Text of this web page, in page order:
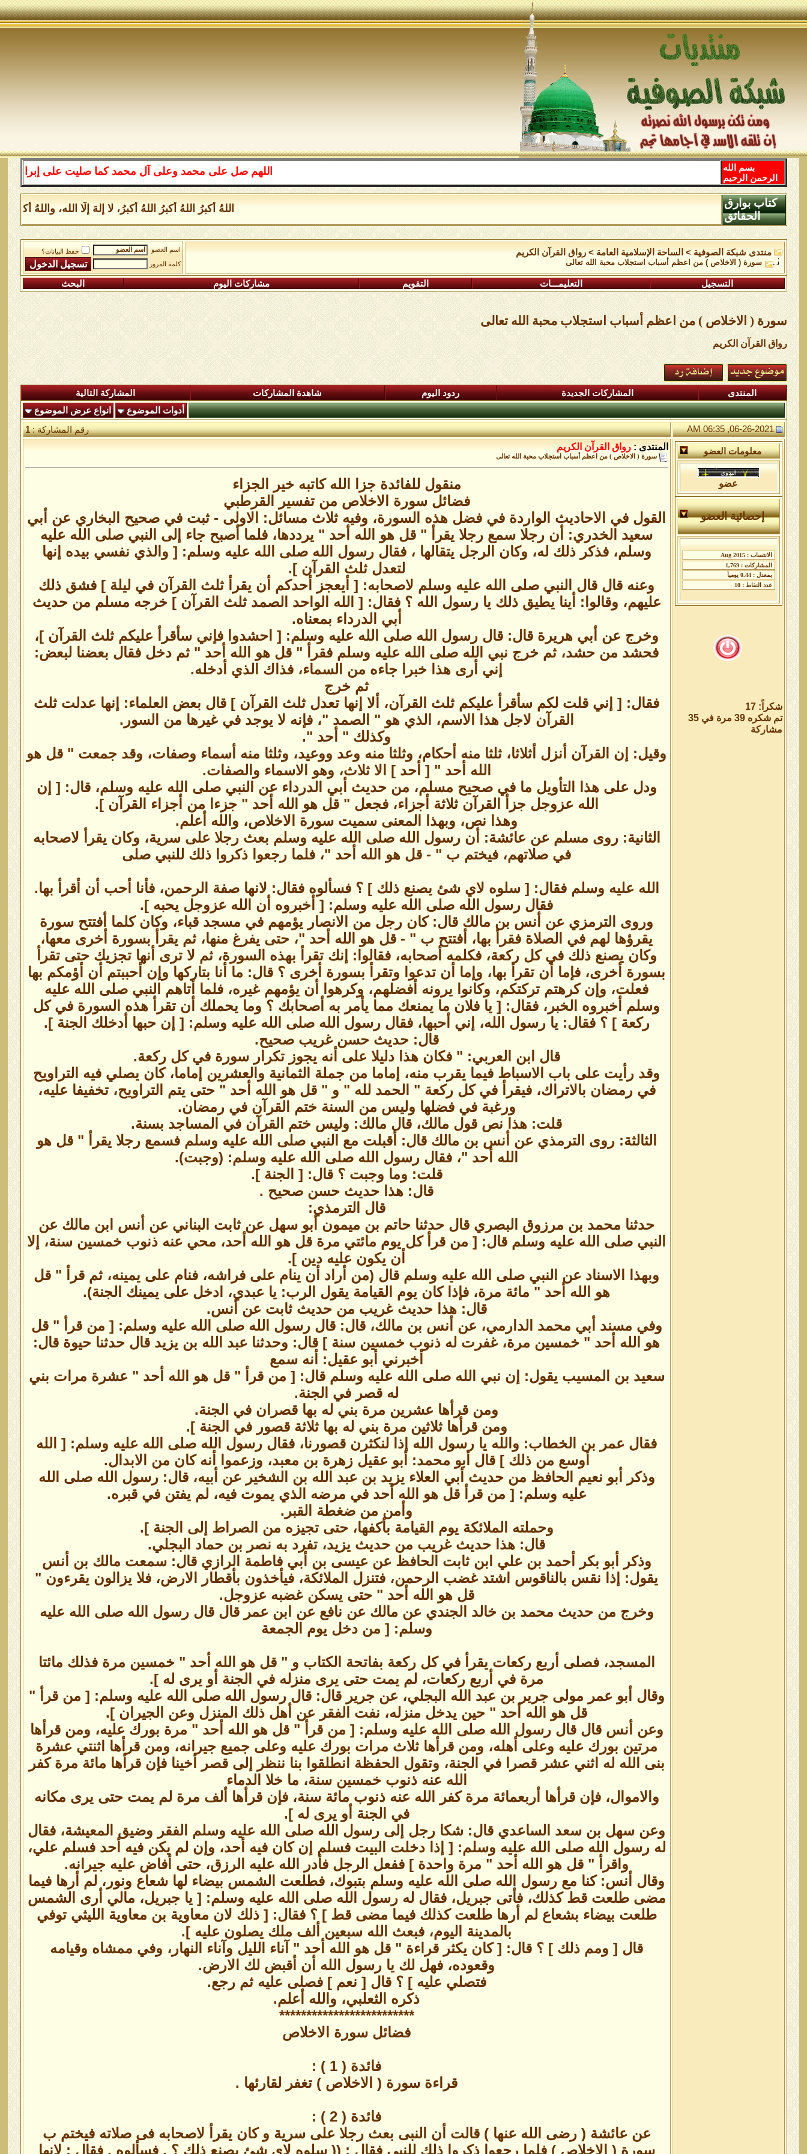
اللهم صل على محمد وعلى آل محمد كما صليت على إبراهيم وعلى آل
بسم الله
الرحمن الرحيم
اللهُ أكبرُ اللهُ أكبرُ اللهُ أكبرُ، لا إلهَ إلَّا الله، واللهُ أكبر
كتاب بوارق
الحقائق
منتدى شبكة الصوفية > الساحة اﻹسلامية العامة >رواق القرآن الكريم
سورة ( الاخلاص ) من اعظم أسباب استجلاب محبة الله تعالى
اسم العضو
حفظ البيانات؟
كلمة المرور
التسجيل التعليمـــات التقويم مشاركات اليوم البحث
سورة ( الاخلاص ) من اعظم أسباب استجلاب محبة الله تعالى
رواق القرآن الكريم
المنتدى المشاركات الجديدة ردود اليوم شاهدة المشاركات
المشاركة التالية
أدوات الموضوع
انواع عرض الموضوع
06-26-2021, 06:35 AM
رقم المشاركة :1
معلومات العضو
عضو
إحصائية العضو
شكراً: 17
تم شكره 39 مرة في 35
مشاركة
المنتدى : رواق القرآن الكريم
سورة ( الاخلاص ) من اعظم أسباب استجلاب محبة الله تعالى
منقول للفائدة جزا الله كاتبه خير الجزاء
فضائل سورة الاخلاص من تفسير القرطبي
القول في الاحاديث الواردة في فضل هذه السورة، وفيه ثلاث مسائل: الاولى - ثبت في صحيح البخاري عن أبي
سعيد الخدري: أن رجلا سمع رجلا يقرأ " قل هو الله أحد " يرددها، فلما أصبح جاء إلى النبي صلى الله عليه
وسلم، فذكر ذلك له، وكان الرجل يتقالها ، فقال رسول الله صلى الله عليه وسلم: [ والذي نفسي بيده إنها
لتعدل ثلث القرآن ].
وعنه قال قال النبي صلى الله عليه وسلم لاصحابه: [ أيعجز أحدكم أن يقرأ ثلث القرآن في ليلة ] فشق ذلك
عليهم، وقالوا: أينا يطيق ذلك يا رسول الله ؟ فقال: [ الله الواحد الصمد ثلث القرآن ] خرجه مسلم من حديث
أبي الدرداء بمعناه.
وخرج عن أبي هريرة قال: قال رسول الله صلى الله عليه وسلم: [ احشدوا فإني سأقرأ عليكم ثلث القرآن ]،
فحشد من حشد، ثم خرج نبي الله صلى الله عليه وسلم فقرأ " قل هو الله أحد " ثم دخل فقال بعضنا لبعض:
إني أرى هذا خبرا جاءه من السماء، فذاك الذي أدخله.
ثم خرج
فقال: [ إني قلت لكم سأقرأ عليكم ثلث القرآن، ألا إنها تعدل ثلث القرآن ] قال بعض العلماء: إنها عدلت ثلث
القرآن لاجل هذا الاسم، الذي هو " الصمد "، فإنه لا يوجد في غيرها من السور.
وكذلك " أحد ".
وقيل: إن القرآن أنزل أثلاثا، ثلثا منه أحكام، وثلثا منه وعد ووعيد، وثلثا منه أسماء وصفات، وقد جمعت " قل هو
الله أحد " [ أحد ] الا ثلاث، وهو الاسماء والصفات.
ودل على هذا التأويل ما في صحيح مسلم، من حديث أبي الدرداء عن النبي صلى الله عليه وسلم، قال: [ إن
الله عزوجل جزأ القرآن ثلاثة أجزاء، فجعل " قل هو الله أحد " جزءا من أجزاء القرآن ].
وهذا نص، وبهذا المعنى سميت سورة الاخلاص، والله أعلم.
الثانية: روى مسلم عن عائشة: أن رسول الله صلى الله عليه وسلم بعث رجلا على سرية، وكان يقرأ لاصحابه
في صلاتهم، فيختم ب " - قل هو الله أحد "، فلما رجعوا ذكروا ذلك للنبي صلى
الله عليه وسلم فقال: [ سلوه لاي شئ يصنع ذلك ] ؟ فسألوه فقال: لانها صفة الرحمن، فأنا أحب أن أقرأ بها.
فقال رسول الله صلى الله عليه وسلم: [ أخبروه أن الله عزوجل يحبه ].
وروى الترمزي عن أنس بن مالك قال: كان رجل من الانصار يؤمهم في مسجد قباء، وكان كلما أفتتح سورة
يقرؤها لهم في الصلاة فقرأ بها، أفتتح ب " - قل هو الله أحد "، حتى يفرغ منها، ثم يقرأ بسورة أخرى معها،
وكان يصنع ذلك في كل ركعة، فكلمه أصحابه، فقالوا: إنك تقرأ بهذه السورة، ثم لا ترى أنها تجزيك حتى تقرأ
بسورة أخرى، فإما أن تقرأ بها، وإما أن تدعوا وتقرأ بسورة أخرى ؟ قال: ما أنا بتاركها وإن أحببتم أن أؤمكم بها
فعلت، وإن كرهتم تركتكم، وكانوا يرونه أفضلهم، وكرهوا أن يؤمهم غيره، فلما أتاهم النبي صلى الله عليه
وسلم أخبروه الخبر، فقال: [ يا فلان ما يمنعك مما يأمر به أصحابك ؟ وما يحملك أن تقرأ هذه السورة في كل
ركعة ] ؟ فقال: يا رسول الله، إني أحبها، فقال رسول الله صلى الله عليه وسلم: [ إن حبها أدخلك الجنة ].
قال: حديث حسن غريب صحيح.
قال ابن العربي: " فكان هذا دليلا على أنه يجوز تكرار سورة في كل ركعة.
وقد رأيت على باب الاسباط فيما يقرب منه، إماما من جملة الثمانية والعشرين إماما، كان يصلي فيه التراويح
في رمضان بالاتراك، فيقرأ في كل ركعة " الحمد لله " و " قل هو الله أحد " حتى يتم التراويح، تخفيفا عليه،
ورغبة في فضلها وليس من السنة ختم القرآن في رمضان.
قلت: هذا نص قول مالك، قال مالك: وليس ختم القرآن في المساجد بسنة.
الثالثة: روى الترمذي عن أنس بن مالك قال: أقبلت مع النبي صلى الله عليه وسلم فسمع رجلا يقرأ " قل هو
الله أحد "، فقال رسول الله صلى الله عليه وسلم: (وجبت).
قلت: وما وجبت ؟ قال: [ الجنة ].
قال: هذا حديث حسن صحيح .
قال الترمذي:
حدثنا محمد بن مرزوق البصري قال حدثنا حاتم بن ميمون أبو سهل عن ثابت البناني عن أنس ابن مالك عن
النبي صلى الله عليه وسلم قال: [ من قرأ كل يوم مائتي مرة قل هو الله أحد، محي عنه ذنوب خمسين سنة، إلا
أن يكون عليه دين ].
وبهذا الاسناد عن النبي صلى الله عليه وسلم قال (من أراد أن ينام على فراشه، فنام على يمينه، ثم قرأ " قل
هو الله أحد " مائة مرة، فإذا كان يوم القيامة يقول الرب: يا عبدي، ادخل على يمينك الجنة).
قال: هذا حديث غريب من حديث ثابت عن أنس.
وفي مسند أبي محمد الدارمي، عن أنس بن مالك، قال: قال رسول الله صلى الله عليه وسلم: [ من قرأ " قل
هو الله أحد " خمسين مرة، غفرت له ذنوب خمسين سنة ] قال: وحدثنا عبد الله بن يزيد قال حدثنا حيوة قال:
أخبرني أبو عقيل: أنه سمع
سعيد بن المسيب يقول: إن نبي الله صلى الله عليه وسلم قال: [ من قرأ " قل هو الله أحد " عشرة مرات بني
له قصر في الجنة.
ومن قرأها عشرين مرة بني له بها قصران في الجنة.
ومن قرأها ثلاثين مرة بني له بها ثلاثة قصور في الجنة ].
فقال عمر بن الخطاب: والله يا رسول الله إذا لنكثرن قصورنا، فقال رسول الله صلى الله عليه وسلم: [ الله
أوسع من ذلك ] قال أبو محمد: أبو عقيل زهرة بن معبد، وزعموا أنه كان من الابدال.
وذكر أبو نعيم الحافظ من حديث أبي العلاء يزيد بن عبد الله بن الشخير عن أبيه، قال: رسول الله صلى الله
عليه وسلم: [ من قرأ قل هو الله أحد في مرضه الذي يموت فيه، لم يفتن في قبره.
وأمن من ضغطة القبر.
وحملته الملائكة يوم القيامة بأكفها، حتى تجيزه من الصراط إلى الجنة ].
قال: هذا حديث غريب من حديث يزيد، تفرد به نصر بن حماد البجلي.
وذكر أبو بكر أحمد بن علي ابن ثابت الحافظ عن عيسى بن أبي فاطمة الرازي قال: سمعت مالك بن أنس
يقول: إذا نقس بالناقوس اشتد غضب الرحمن، فتنزل الملائكة، فيأخذون بأقطار الارض، فلا يزالون يقرءون "
قل هو الله أحد " حتى يسكن غضبه عزوجل.
وخرج من حديث محمد بن خالد الجندي عن مالك عن نافع عن ابن عمر قال قال رسول الله صلى الله عليه
وسلم: [ من دخل يوم الجمعة
المسجد، فصلى أربع ركعات يقرأ في كل ركعة بفاتحة الكتاب و " قل هو الله أحد " خمسين مرة فذلك مائتا
مرة في أربع ركعات، لم يمت حتى يرى منزله في الجنة أو يرى له ].
وقال أبو عمر مولى جرير بن عبد الله البجلي، عن جرير قال: قال رسول الله صلى الله عليه وسلم: [ من قرأ "
قل هو الله أحد " حين يدخل منزله، نفت الفقر عن أهل ذلك المنزل وعن الجيران ].
وعن أنس قال قال رسول الله صلى الله عليه وسلم: [ من قرأ " قل هو الله أحد " مرة بورك عليه، ومن قرأها
مرتين بورك عليه وعلى أهله، ومن قرأها ثلاث مرات بورك عليه وعلى جميع جيرانه، ومن قرأها اثنتي عشرة
بنى الله له اثني عشر قصرا في الجنة، وتقول الحفظة انطلقوا بنا ننظر إلى قصر أخينا فإن قرأها مائة مرة كفر
الله عنه ذنوب خمسين سنة، ما خلا الدماء
والاموال، فإن قرأها أربعمائة مرة كفر الله عنه ذنوب مائة سنة، فإن قرأها ألف مرة لم يمت حتى يرى مكانه
في الجنة أو يرى له ].
وعن سهل بن سعد الساعدي قال: شكا رجل إلى رسول الله صلى الله عليه وسلم الفقر وضيق المعيشة، فقال
له رسول الله صلى الله عليه وسلم: [ إذا دخلت البيت فسلم إن كان فيه أحد، وإن لم يكن فيه أحد فسلم علي،
واقرأ " قل هو الله أحد " مرة واحدة ] ففعل الرجل فأدر الله عليه الرزق، حتى أفاض عليه جيرانه.
وقال أنس: كنا مع رسول الله صلى الله عليه وسلم بتبوك، فطلعت الشمس بيضاء لها شعاع ونور، لم أرها فيما
مضى طلعت قط كذلك، فأتى جبريل، فقال له رسول الله صلى الله عليه وسلم: [ يا جبريل، مالي أرى الشمس
طلعت بيضاء بشعاع لم أرها طلعت كذلك فيما مضى قط ] ؟ فقال: [ ذلك لان معاوية بن معاوية الليثي توفي
بالمدينة اليوم، فبعث الله سبعين ألف ملك يصلون عليه ].
قال [ ومم ذلك ] ؟ قال: [ كان يكثر قراءة " قل هو الله أحد " آناء الليل وآناء النهار، وفي ممشاه وقيامه
وقعوده، فهل لك يا رسول الله أن أقبض لك الارض.
فتصلي عليه ] ؟ قال [ نعم ] فصلى عليه ثم رجع.
ذكره الثعلبي، والله أعلم.
*************************
فضائل سورة الاخلاص
فائدة ( 1 ) :
قراءة سورة ( الاخلاص ) تغفر لقارئها .
فائدة ( 2 ) :
عن عائشة ( رضى الله عنها ) قالت أن النبى بعث رجلا على سرية و كان يقرأ لاصحابه فى صلاته فيختم ب
سورة ( الاخلاص ) فلما رجعوا ذكروا ذلك للنبى فقال : (( سلوه لاى شئ يصنع ذلك ؟ , فسألوه , فقال : لانها